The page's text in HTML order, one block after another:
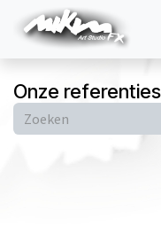
Overslaan naar inhoud
Onze referenties